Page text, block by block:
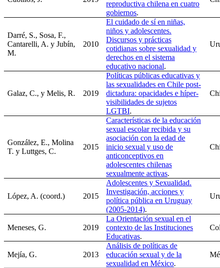
reproductiva chilena en cuatro
gobiernos.
Darré, S., Sosa, F.,
Cantarelli, A. y Jubín,
M.
2010
El cuidado de sí en niñas,
niños y adolescentes.
Discursos y prácticas
cotidianas sobre sexualidad y
derechos en el sistema
educativo nacional.
Galaz, C., y Melis, R. 2019
Políticas públicas educativas y
las sexualidades en Chile post-
dictadura: opacidades e híper-
visibilidades de sujetos
LGTBI.
González, E., Molina
T. y Luttges, C.
2015
Características de la educación
sexual escolar recibida y su
asociación con la edad de
inicio sexual y uso de
anticonceptivos en
adolescentes chilenas
sexualmente activas.
López, A. (coord.) 2015
Adolescentes y Sexualidad.
Investigación, acciones y
política pública en Uruguay
(2005-2014).
Meneses, G. 2019
La Orientación sexual en el
contexto de las Instituciones
Educativas.
Mejía, G. 2013
Análisis de políticas de
educación sexual y de la
sexualidad en México.